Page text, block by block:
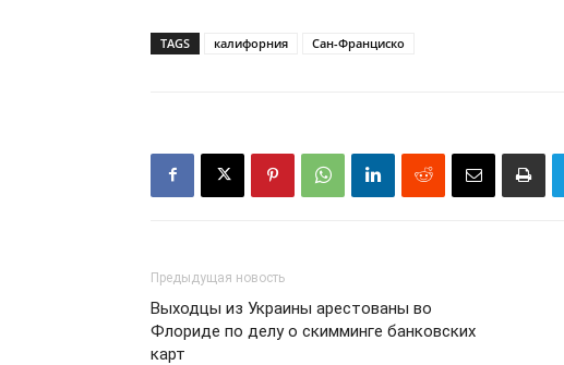
TAGS калифорния Сан-Франциско
Предыдущая новость
Выходцы из Украины арестованы во
Флориде по делу о скимминге банковских
карт